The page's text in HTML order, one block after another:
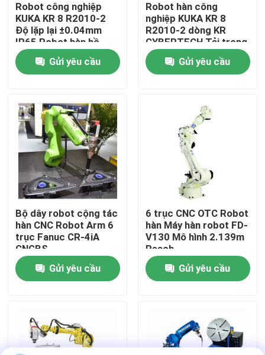
Nhà
Sản phẩm
Về chúng tôi
Tham quan nhà máy
Kiểm soát chất lượng
Liên hệ với chúng tôi
Blog
Cánh tay Robot công nghiệp
Robot công nghiệp
KUKA KR 8 R2010-2
Độ lặp lại ±0.04mm
IP65 Robot hàn hồ
quang 6 trục và Tủ
điều khiển KR C4 KR
C5 KR C5-2
Gửi yêu cầu
Robot hàn công
nghiệp KUKA KR 8
R2010-2 dòng KR
CYBERTECH Tải trọng
8kg Tầm với 2013mm
6 trục Mỏ hàn robot
TBi RM2
Gửi yêu cầu
Bộ dây robot cộng tác
hàn CNC Robot Arm 6
trục Fanuc CR-4iA
CNGBS
Gửi yêu cầu
6 trục CNC OTC Robot
hàn Máy hàn robot FD-
V130 Mô hình 2.139m
Reach
Gửi yêu cầu